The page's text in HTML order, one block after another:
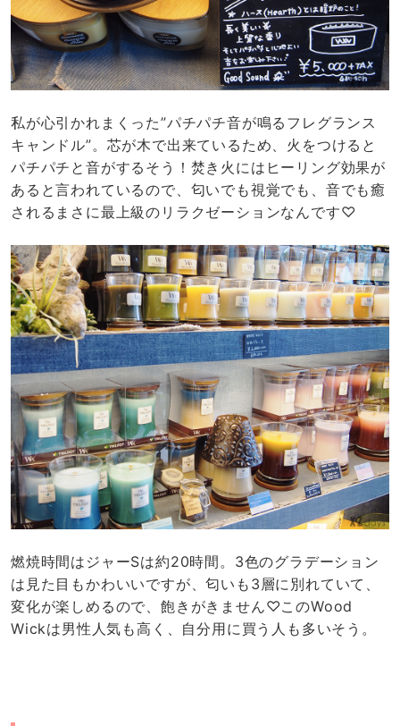
私が心引かれまくった”パチパチ音が鳴るフレグランス
キャンドル”。芯が木で出来ているため、火をつけると
パチパチと音がするそう！焚き火にはヒーリング効果が
あると言われているので、匂いでも視覚でも、音でも癒
されるまさに最上級のリラクゼーションなんです♡
燃焼時間はジャーSは約20時間。3色のグラデーション
は見た目もかわいいですが、匂いも3層に別れていて、
変化が楽しめるので、飽きがきません♡このWood
Wickは男性人気も高く、自分用に買う人も多いそう。